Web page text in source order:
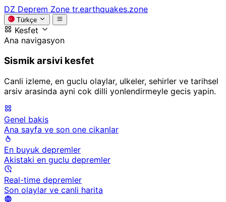
DZ Deprem Zone tr.earthquakes.zone
Türkçe
Kesfet
Ana navigasyon
Sismik arsivi kesfet
Canli izleme, en guclu olaylar, ulkeler, sehirler ve tarihsel
arsiv arasinda ayni cok dilli yonlendirmeyle gecis yapin.
Genel bakis
Ana sayfa ve son one cikanlar
En buyuk depremler
Akistaki en guclu depremler
Real-time depremler
Son olaylar ve canli harita